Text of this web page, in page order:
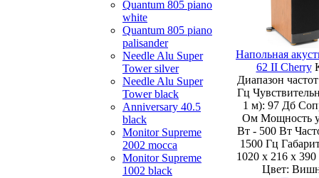
Quantum 805 piano
white
Quantum 805 piano
palisander
Needle Alu Super
Tower silver
Needle Alu Super
Tower black
Anniversary 40.5
black
Monitor Supreme
2002 mocca
Monitor Supreme
1002 black
Напольная
62 II Cherry
Диапазон
Гц
1 м): 97 Дб
Ом Мощность
Вт - 500 Вт
1500 Гц
1020 х 216 х
Цвет: